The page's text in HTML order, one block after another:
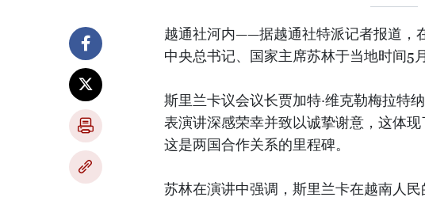
越通社河内——据越通社特派记者报道，
中央总书记、国家主席苏林于当地时间5
斯里兰卡议会议长贾加特·维克勒梅拉特
表演讲深感荣幸并致以诚挚谢意，这体
这是两国合作关系的里程碑。
苏林在演讲中强调，斯里兰卡在越南人